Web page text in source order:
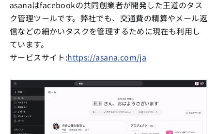
asanaはfacebookの共同創業者が開発した王道のタス
ク管理ツールです。弊社でも、交通費の精算やメール返
信などの細かいタスクを管理するために現在も利用し
ています。
サービスサイト:https://asana.com/ja